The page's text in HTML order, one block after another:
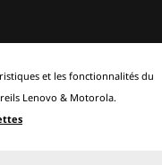
et les fonctionnalités du
Lenovo & Motorola.